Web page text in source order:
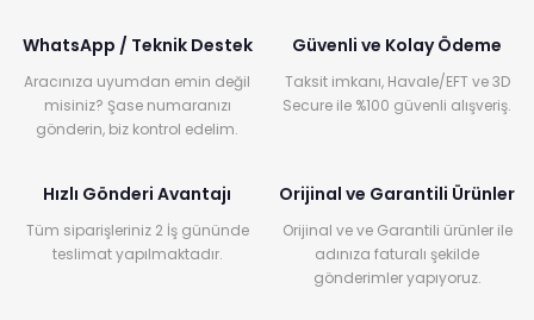
WhatsApp / Teknik Destek
Aracınıza uyumdan emin değil
misiniz? Şase numaranızı
gönderin, biz kontrol edelim.
Güvenli ve Kolay Ödeme
Taksit imkanı, Havale/EFT ve 3D
Secure ile %100 güvenli alışveriş.
Hızlı Gönderi Avantajı
Tüm siparişleriniz 2 İş gününde
teslimat yapılmaktadır.
Orijinal ve Garantili Ürünler
Orijinal ve ve Garantili ürünler ile
adınıza faturalı şekilde
gönderimler yapıyoruz.